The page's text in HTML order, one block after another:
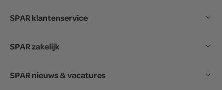
SPAR klantenservice
SPAR zakelijk
SPAR nieuws & vacatures